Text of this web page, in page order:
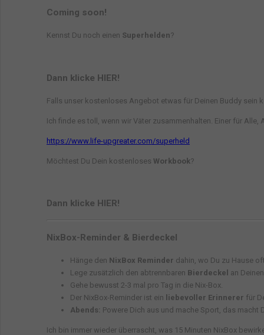
Coming soon!
Kennst Du noch einen Superhelden?
Dann klicke HIER!
Falls unser kostenloses Angebot etwas für Deinen Buddy sein
Ich finde es toll, wenn wir Väter zusammenhalten. Einer für Alle,
https://www.life-upgreater.com/superheld
Möchtest Du Dein kostenloses Workbook?
Dann klicke HIER!
NixBox-Reminder & Bierdeckel
Hänge den NixBox Reminder dahin, wo Du zu Hause
Lege zusätzlich den abtrennbaren Bierdeckel an
Gehe bewusst 2-3 mal pro Tag in die Nix-Box.
Der NixBox-Reminder ist ein liebevoller Erinnerer für
Abends: Powere Dich aus und mache Sport, das macht
Ich bin immer wieder überrascht, was 15 Minuten NixBox